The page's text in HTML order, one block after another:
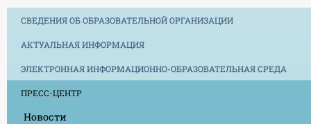
СВЕДЕНИЯ ОБ ОБРАЗОВАТЕЛЬНОЙ ОРГАНИЗАЦИИ
АКТУАЛЬНАЯ ИНФОРМАЦИЯ
ЭЛЕКТРОННАЯ ИНФОРМАЦИОННО-ОБРАЗОВАТЕЛЬНАЯ СРЕДА
ПРЕСС-ЦЕНТР
Новости